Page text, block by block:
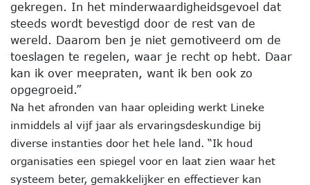
gekregen. In het minderwaardigheidsgevoel dat
steeds wordt bevestigd door de rest van de
wereld. Daarom ben je niet gemotiveerd om de
toeslagen te regelen, waar je recht op hebt. Daar
kan ik over meepraten, want ik ben ook zo
opgegroeid.”
Na het afronden van haar opleiding werkt Lineke
inmiddels al vijf jaar als ervaringsdeskundige bij
diverse instanties door het hele land. “Ik houd
organisaties een spiegel voor en laat zien waar het
systeem beter, gemakkelijker en effectiever kan